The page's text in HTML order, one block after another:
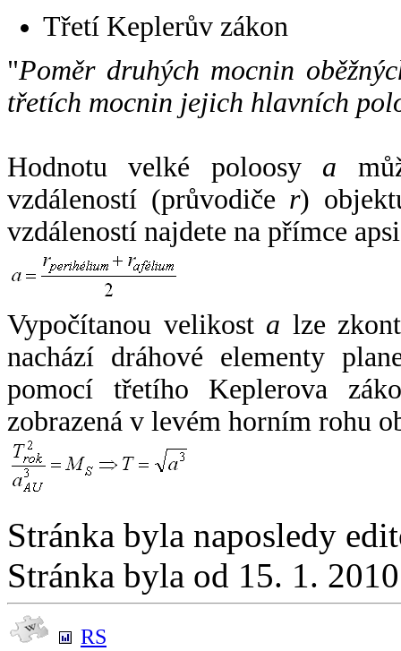
Třetí Keplerův zákon
"Poměr druhých mocnin
třetích mocnin jejich hlavních
Hodnotu velké poloosy a
vzdáleností (průvodiče r)
vzdáleností najdete na přímce
Vypočítanou velikost a lze
nachází dráhové elementy
pomocí třetího Keplerova
zobrazená v levém horním rohu
Stránka byla naposledy
Stránka byla od 15. 1.
RS